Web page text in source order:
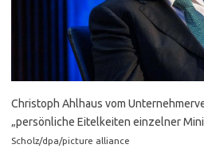
Christoph Ahlhaus vom
„persönliche Eitelkeiten einzelner
Scholz/dpa/picture alliance